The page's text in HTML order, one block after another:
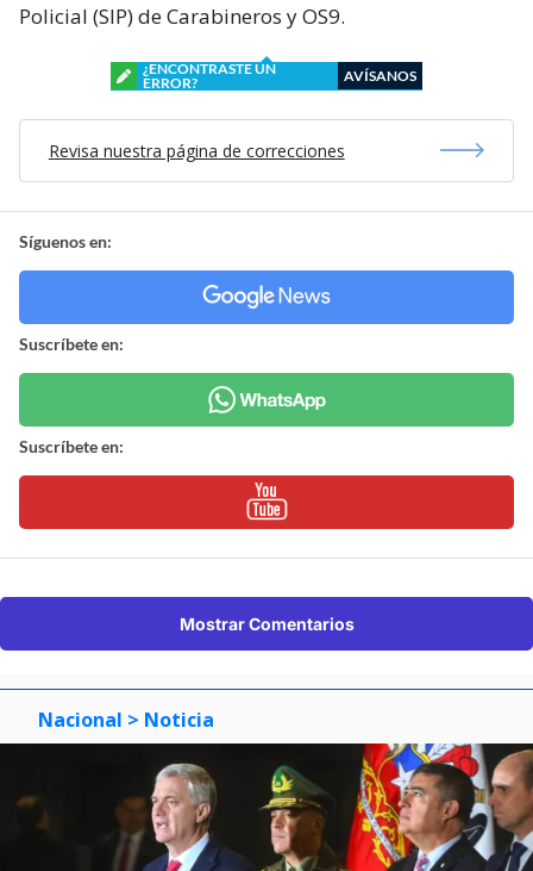
Policial (SIP) de Carabineros y OS9.
¿ENCONTRASTE UN
ERROR?
AVÍSANOS
Revisa nuestra página de correcciones
Síguenos en:
Suscríbete en:
Suscríbete en:
Mostrar Comentarios
Nacional > Noticia